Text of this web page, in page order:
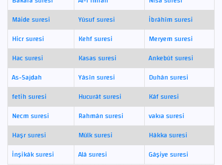
Mâide suresi
Yûsuf suresi
İbrâhîm suresi
Hicr suresi
Kehf suresi
Meryem suresi
Hac suresi
Kasas suresi
Ankebût suresi
As-Sajdah
Yâsîn suresi
Duhân suresi
fetih suresi
Hucurât suresi
Kâf suresi
Necm suresi
Rahmân suresi
vakıa suresi
Haşr suresi
Mülk suresi
Hâkka suresi
İnşikâk suresi
Alâ suresi Gâşiye suresi